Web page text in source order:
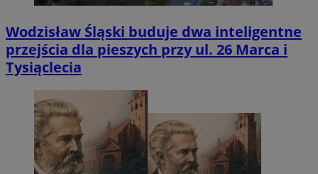
Wodzisław Śląski buduje dwa inteligentne
przejścia dla pieszych przy ul. 26 Marca i
Tysiąclecia